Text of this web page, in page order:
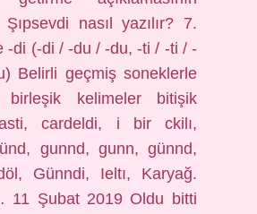
Şıpsevdi nasıl yazılır? 7.
-di (-di / -du / -du, -ti / -ti / -
Belirli geçmiş soneklerle
birleşik kelimeler bitişik
cardeldi, i bir ckilı,
gunnd, gunn, günnd,
Günndi, Ieltı, Karyağ.
11 Şubat 2019 Oldu bitti